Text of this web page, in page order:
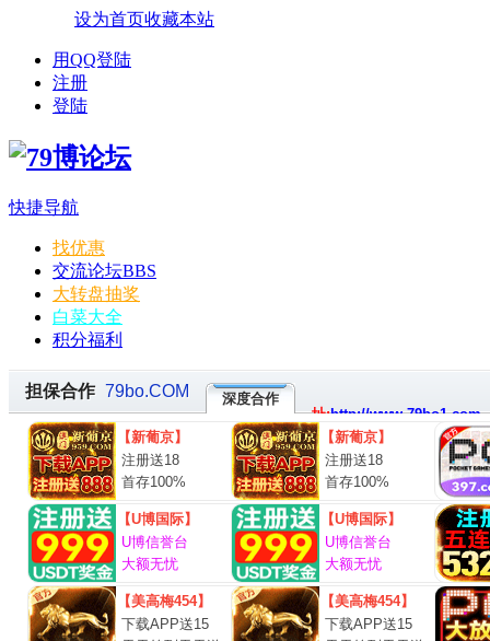
设为首页收藏本站
用QQ登陆
注册
登陆
快捷导航
找优惠
交流论坛BBS
大转盘抽奖
白菜大全
积分福利